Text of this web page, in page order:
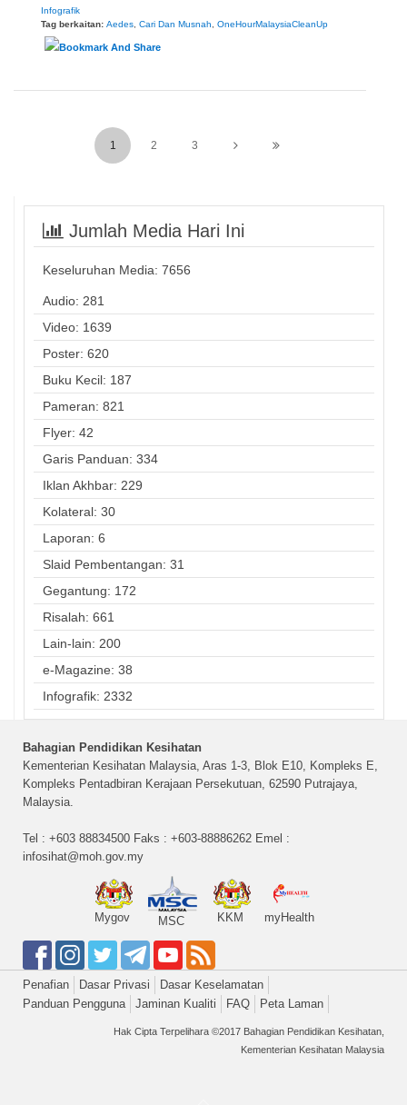
Infografik
Tag berkaitan: Aedes Cari Dan Musnah OneHourMalaysiaCleanUp
1 2 3
Jumlah Media Hari Ini
Keseluruhan Media: 7656
Audio: 281
Video: 1639
Poster: 620
Buku Kecil: 187
Pameran: 821
Flyer: 42
Garis Panduan: 334
Iklan Akhbar: 229
Kolateral: 30
Laporan: 6
Slaid Pembentangan: 31
Gegantung: 172
Risalah: 661
Lain-lain: 200
e-Magazine: 38
Infografik: 2332
Bahagian Pendidikan Kesihatan
Kementerian Kesihatan Malaysia, Aras 1-3, Blok E10, Kompleks E,
Kompleks Pentadbiran Kerajaan Persekutuan, 62590 Putrajaya,
Malaysia.
Tel : +603 88834500 Faks : +603-88886262 Emel :
infosihat@moh.gov.my
Mygov MSC KKM myHealth
Penafian Dasar Privasi
Dasar Keselamatan
Panduan Pengguna
Jaminan Kualiti FAQ Peta Laman
Hak Cipta Terpelihara ©2017 Bahagian Pendidikan Kesihatan,
Kementerian Kesihatan Malaysia